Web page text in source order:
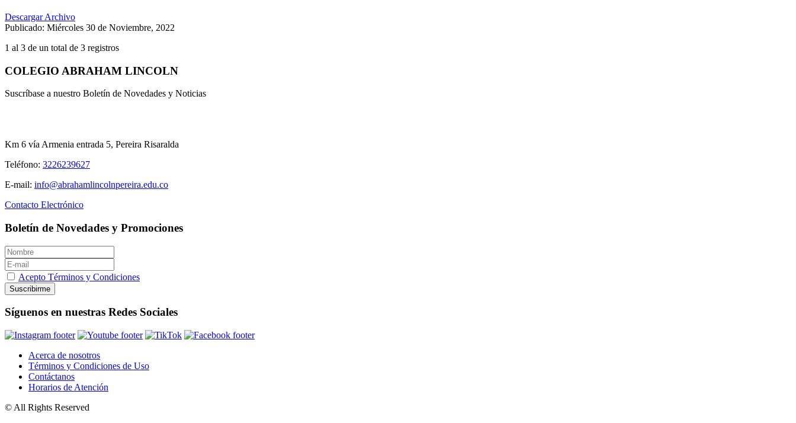
Descargar Archivo
Publicado: Miércoles 30 de Noviembre, 2022
1 al 3 de un total de 3 registros
COLEGIO ABRAHAM LINCOLN
Suscríbase a nuestro Boletín de Novedades y Noticias
Km 6 vía Armenia entrada 5, Pereira Risaralda
Teléfono: 3226239627
E-mail: info@abrahamlincolnpereira.edu.co
Contacto Electrónico
Boletín de Novedades y Promociones
Acepto Términos y Condiciones
Suscribirme
Síguenos en nuestras Redes Sociales
Acerca de nosotros
Términos y Condiciones de Uso
Contáctanos
Horarios de Atención
© All Rights Reserved